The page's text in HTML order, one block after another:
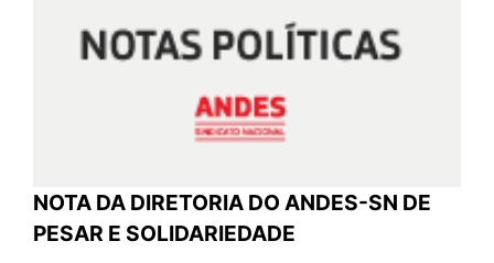
NOTA DA DIRETORIA DO ANDES-SN DE
PESAR E SOLIDARIEDADE